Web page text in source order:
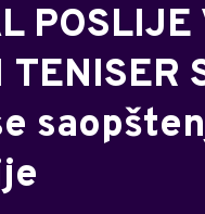
TENISER